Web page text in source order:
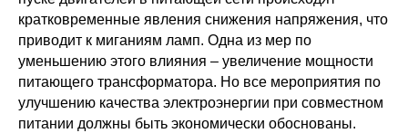
кратковременные явления снижения напряжения, что
приводит к миганиям ламп. Одна из мер по
уменьшению этого влияния – увеличение мощности
питающего трансформатора. Но все мероприятия по
улучшению качества электроэнергии при совместном
питании должны быть экономически обоснованы.